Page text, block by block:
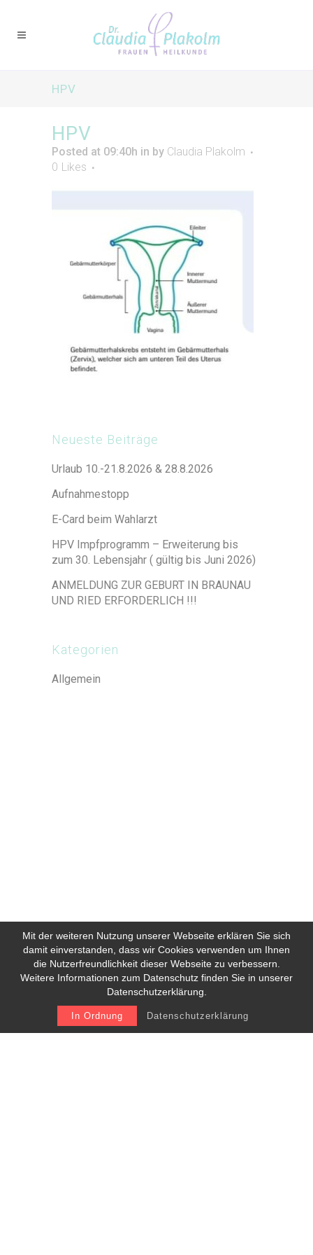
Mit der weiteren Nutzung unserer Webseite erklären Sie sich
damit einverstanden, dass wir Cookies verwenden um Ihnen
die Nutzerfreundlichkeit dieser Webseite zu verbessern.
Weitere Informationen zum Datenschutz finden Sie in unserer
Datenschutzerklärung.
In Ordnung Datenschutzerklärung
HPV
HPV
Posted at 09:40h in by Claudia Plakolm
0 Likes
Neueste Beiträge
Urlaub 10.-21.8.2026 & 28.8.2026
Aufnahmestopp
E-Card beim Wahlarzt
HPV Impfprogramm – Erweiterung bis
zum 30. Lebensjahr ( gültig bis Juni 2026)
ANMELDUNG ZUR GEBURT IN BRAUNAU
UND RIED ERFORDERLICH !!!
Kategorien
Allgemein